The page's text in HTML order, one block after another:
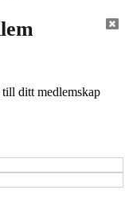
ditt medlemskap